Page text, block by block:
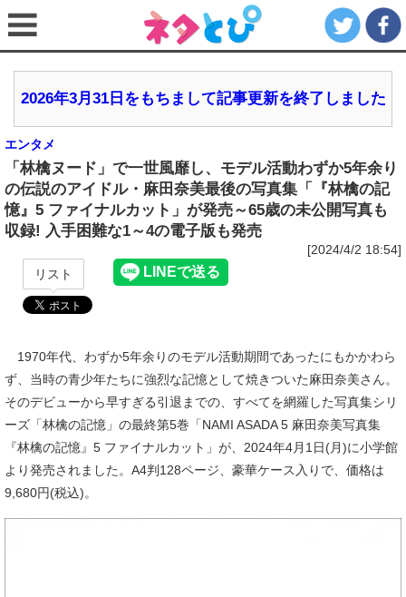
2026年3月31日をもちまして記事更新を終了しました
エンタメ
「林檎ヌード」で一世風靡し、モデル活動わずか5年余り
の伝説のアイドル・麻田奈美最後の写真集「『林檎の記
憶』5 ファイナルカット」が発売～65歳の未公開写真も
収録! 入手困難な1～4の電子版も発売
[2024/4/2 18:54]
リスト
1970年代、わずか5年余りのモデル活動期間であったにもかかわら
ず、当時の青少年たちに強烈な記憶として焼きついた麻田奈美さん。
そのデビューから早すぎる引退までの、すべてを網羅した写真集シリ
ーズ「林檎の記憶」の最終第5巻「NAMI ASADA 5 麻田奈美写真集
『林檎の記憶』5 ファイナルカット」が、2024年4月1日(月)に小学館
より発売されました。A4判128ページ、豪華ケース入りで、価格は
9,680円(税込)。